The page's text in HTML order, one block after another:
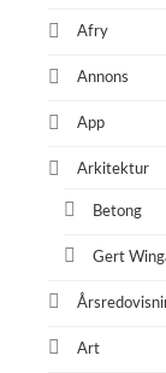
Afry
Annons
App
Arkitektur
Betong
Gert
Art